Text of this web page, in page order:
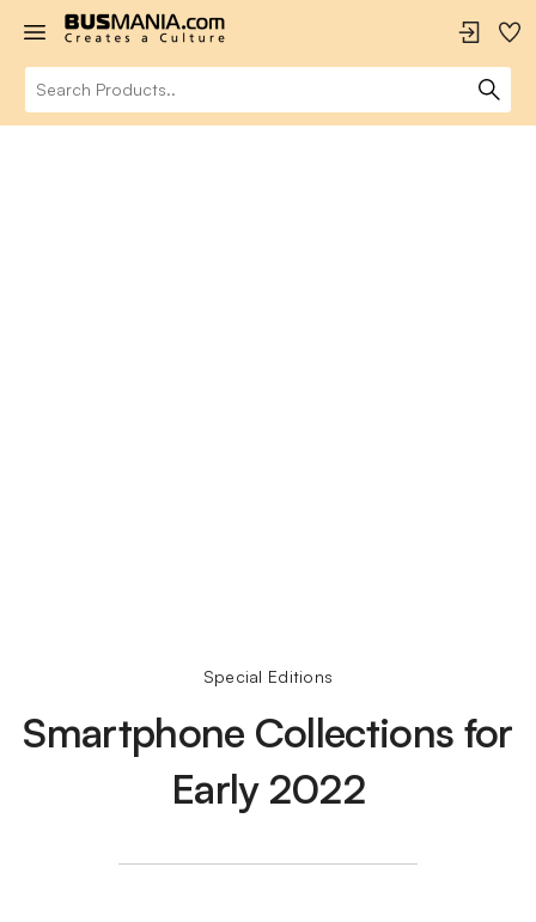
Special Editions
Smartphone Collections for
Early 2022